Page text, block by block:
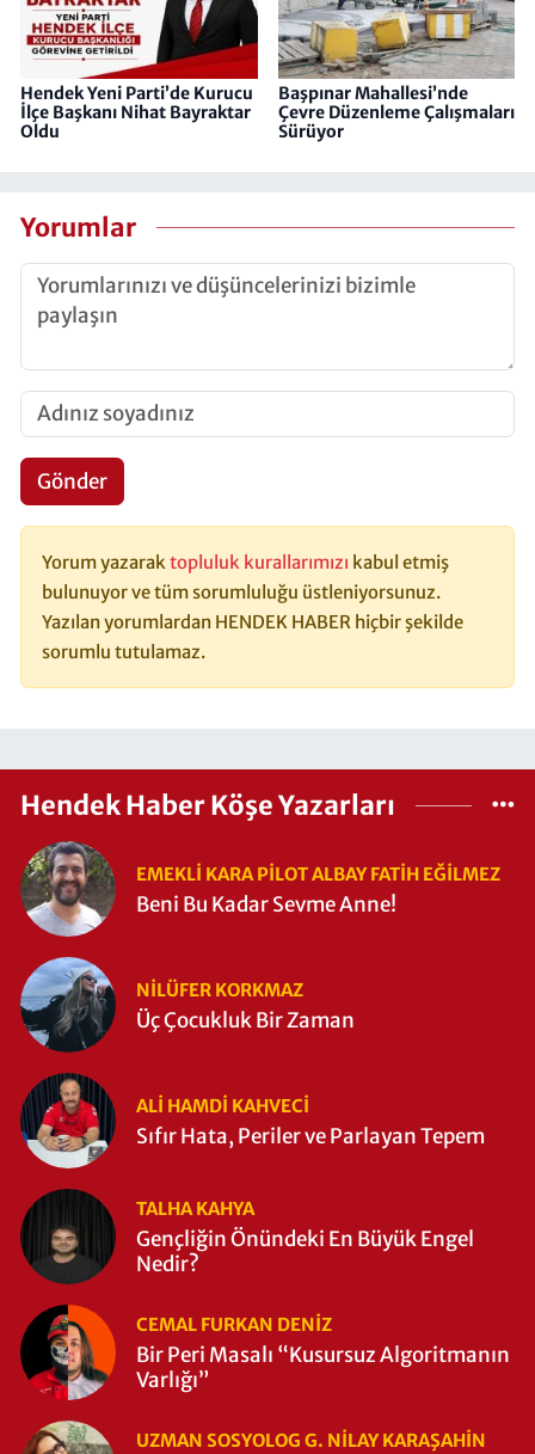
Hendek Yeni Parti’de Kurucu
İlçe Başkanı Nihat Bayraktar
Oldu
Başpınar Mahallesi’nde
Çevre Düzenleme Çalışmaları
Sürüyor
Yorumlar
Gönder
Yorum yazaraktopluluk kurallarımızı kabul etmiş
bulunuyor ve tüm sorumluluğu üstleniyorsunuz.
Yazılan yorumlardan HENDEK HABER hiçbir şekilde
sorumlu tutulamaz.
Hendek Haber Köşe Yazarları
EMEKLI KARA PILOT ALBAY FATIH EĞİLMEZ
Beni Bu Kadar Sevme Anne!
NILÜFER KORKMAZ
Üç Çocukluk Bir Zaman
ALI HAMDI KAHVECİ
Sıfır Hata, Periler ve Parlayan Tepem
TALHA KAHYA
Gençliğin Önündeki En Büyük Engel
Nedir?
CEMAL FURKAN DENİZ
Bir Peri Masalı “Kusursuz Algoritmanın
Varlığı”
UZMAN SOSYOLOG G. NILAY KARAŞAHİN